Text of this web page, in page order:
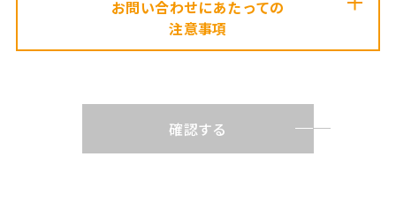
お問い合わせにあたっての
注意事項
確認する